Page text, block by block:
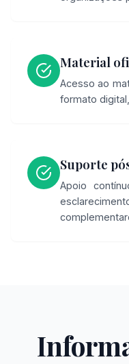
Material
Acesso ao
formato
Suporte
Apoio